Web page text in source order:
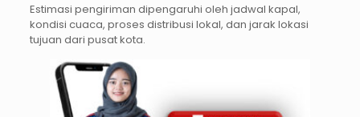
Estimasi pengiriman dipengaruhi oleh jadwal kapal,
kondisi cuaca, proses distribusi lokal, dan jarak lokasi
tujuan dari pusat kota.